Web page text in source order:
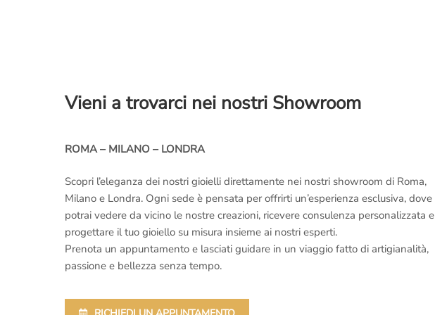
Vieni a trovarci nei nostri Showroom
ROMA – MILANO – LONDRA
Scopri l’eleganza dei nostri gioielli direttamente nei nostri showroom di Roma,
Milano e Londra. Ogni sede è pensata per offrirti un’esperienza esclusiva, dove
potrai vedere da vicino le nostre creazioni, ricevere consulenza personalizzata e
progettare il tuo gioiello su misura insieme ai nostri esperti.
Prenota un appuntamento e lasciati guidare in un viaggio fatto di artigianalità,
passione e bellezza senza tempo.